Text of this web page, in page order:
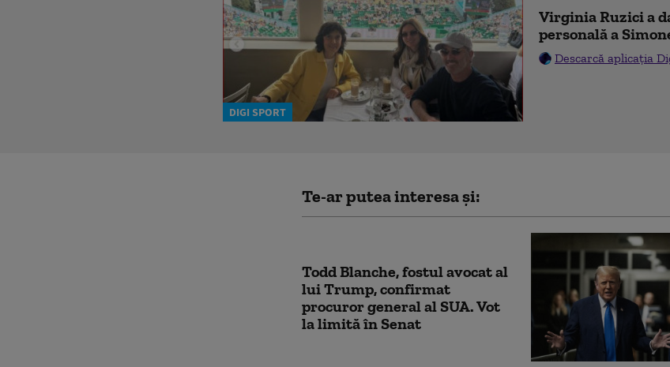
DIGI SPORT
Virginia Ruzici a
personală a
Descarcă aplicația
Te-ar putea interesa și:
Todd Blanche, fostul avocat al
lui Trump, confirmat
procuror general al SUA. Vot
la limită în Senat